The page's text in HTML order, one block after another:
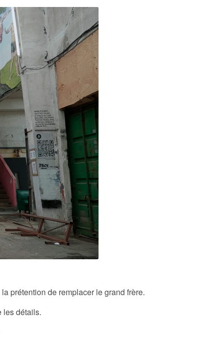
prétention de remplacer le grand frère.
les détails.